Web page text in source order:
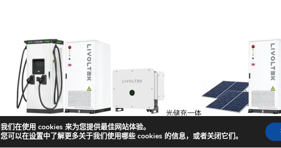
光储充一体
化储能
快捷入口
我们在使用 cookies 来为您提供最佳网站体验。
您可以在设置中了解更多关于我们使用哪些 cookies 的信息，或者关闭它们。